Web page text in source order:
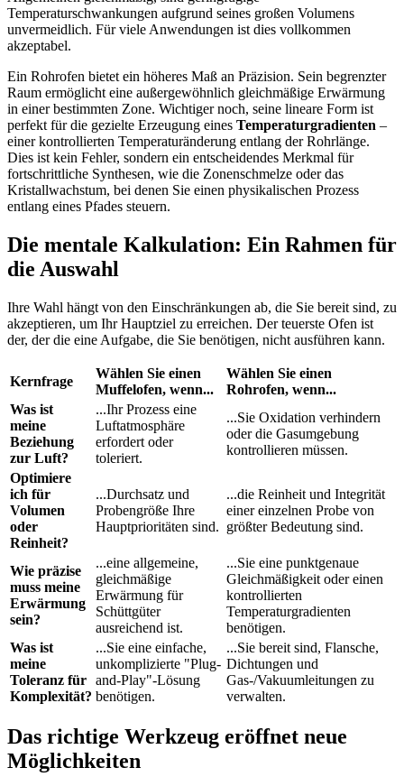
Temperaturschwankungen aufgrund seines großen Volumens
unvermeidlich. Für viele Anwendungen ist dies vollkommen
akzeptabel.
Ein Rohrofen bietet ein höheres Maß an Präzision. Sein begrenzter
Raum ermöglicht eine außergewöhnlich gleichmäßige Erwärmung
in einer bestimmten Zone. Wichtiger noch, seine lineare Form ist
perfekt für die gezielte Erzeugung eines Temperaturgradienten –
einer kontrollierten Temperaturänderung entlang der Rohrlänge.
Dies ist kein Fehler, sondern ein entscheidendes Merkmal für
fortschrittliche Synthesen, wie die Zonenschmelze oder das
Kristallwachstum, bei denen Sie einen physikalischen Prozess
entlang eines Pfades steuern.
Die mentale Kalkulation: Ein Rahmen für
die Auswahl
Ihre Wahl hängt von den Einschränkungen ab, die Sie bereit sind, zu
akzeptieren, um Ihr Hauptziel zu erreichen. Der teuerste Ofen ist
der, der die eine Aufgabe, die Sie benötigen, nicht ausführen kann.
Kernfrage
Wählen Sie einen
Muffelofen, wenn...
Wählen Sie einen
Rohrofen, wenn...
Was ist
meine
Beziehung
zur Luft?
...Ihr Prozess eine
Luftatmosphäre
erfordert oder
toleriert.
...Sie Oxidation verhindern
oder die Gasumgebung
kontrollieren müssen.
Optimiere
ich für
Volumen
oder
Reinheit?
...Durchsatz und
Probengröße Ihre
Hauptprioritäten sind.
...die Reinheit und Integrität
einer einzelnen Probe von
größter Bedeutung sind.
Wie präzise
muss meine
Erwärmung
sein?
...eine allgemeine,
gleichmäßige
Erwärmung für
Schüttgüter
ausreichend ist.
...Sie eine punktgenaue
Gleichmäßigkeit oder einen
kontrollierten
Temperaturgradienten
benötigen.
Was ist
meine
Toleranz für
Komplexität?
...Sie eine einfache,
unkomplizierte "Plug-
and-Play"-Lösung
benötigen.
...Sie bereit sind, Flansche,
Dichtungen und
Gas-/Vakuumleitungen zu
verwalten.
Das richtige Werkzeug eröffnet neue
Möglichkeiten